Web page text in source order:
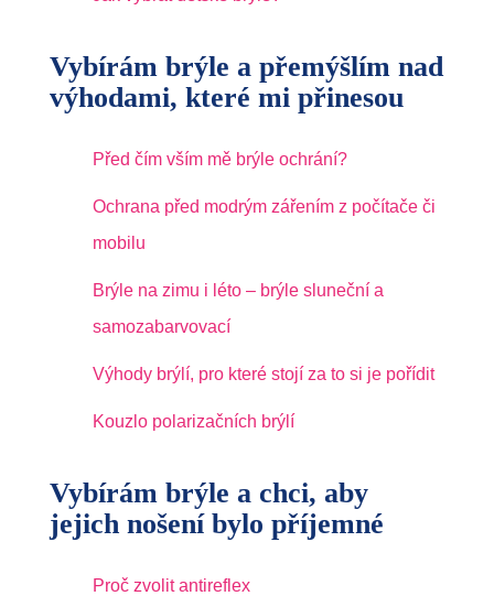
Vybírám brýle a přemýšlím nad
výhodami, které mi přinesou
Před čím vším mě brýle ochrání?
Ochrana před modrým zářením z počítače či
mobilu
Brýle na zimu i léto – brýle sluneční a
samozabarvovací
Výhody brýlí, pro které stojí za to si je pořídit
Kouzlo polarizačních brýlí
Vybírám brýle a chci, aby
jejich nošení bylo příjemné
Proč zvolit antireflex